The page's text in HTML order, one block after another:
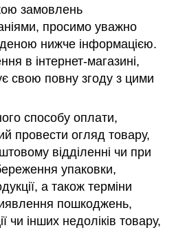
замовлень
просимо уважно
нижче інформацією.
в інтернет-магазині,
свою повну згоду з цими
способу оплати,
провести огляд товару,
відділенні чи при
упаковки,
а також терміни
пошкоджень,
чи інших недоліків товару,